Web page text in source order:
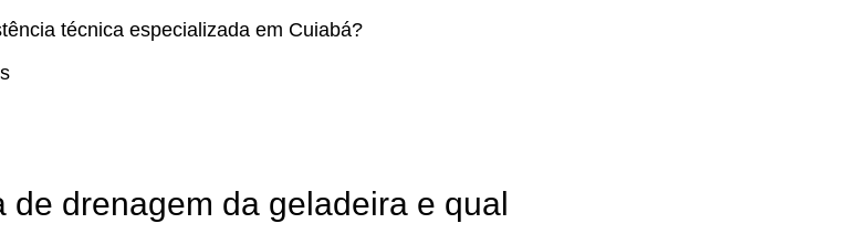
técnica especializada em Cuiabá?
de drenagem da geladeira e qual